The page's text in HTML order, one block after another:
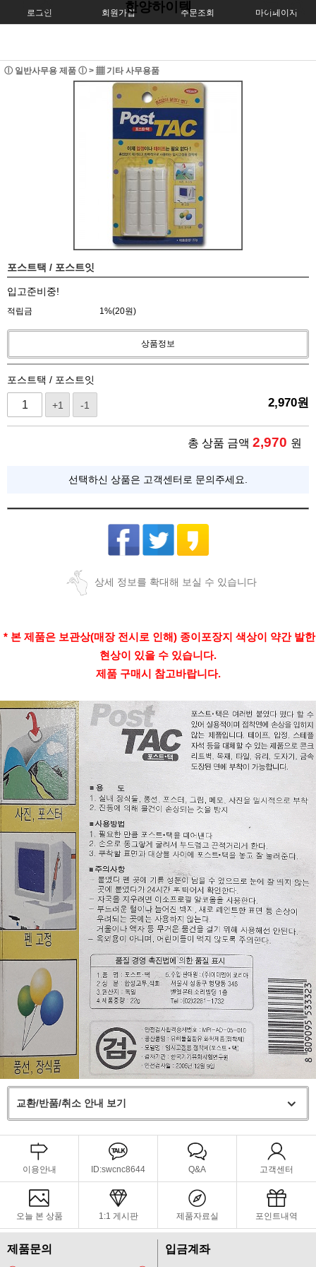
로그인 회원가입 주문조회 마이페이지
한양하이텍
ⓛ 일반사무용 제품 ⓛ > ▦ 기타 사무용품
포스트택 / 포스트잇
입고준비중!
적립금 1%(20원)
상품정보
포스트택 / 포스트잇
+1 -1 2,970원
총 상품 금액 2,970 원
선택하신 상품은 고객센터로 문의주세요.
상세 정보를 확대해 보실 수 있습니다
* 본 제품은 보관상(매장 전시로 인해) 종이포장지 색상이 약간 발한
현상이 있을 수 있습니다.
제품 구매시 참고바랍니다.
교환/반품/취소 안내 보기
이용안내 ID:swcnc8644 Q&A 고객센터
오늘 본 상품 1:1 게시판 제품자료실 포인트내역
제품문의
입금계좌